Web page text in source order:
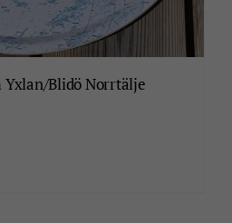
Yxlan/Blidö Norrtälje